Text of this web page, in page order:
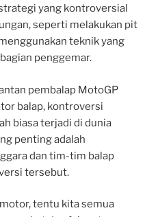
yang kontroversial
seperti melakukan pit
teknik yang
penggemar.
pembalap MotoGP
balap, kontroversi
biasa terjadi di dunia
penting adalah
dan tim-tim balap
tersebut.
tentu kita semua